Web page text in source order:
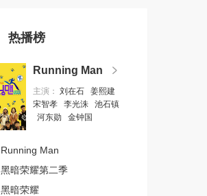
热播榜
Running Man
主演： 刘在石
姜熙建
宋智孝
李光洙
池石镇
河东勋
金钟国
Running Man
黑暗荣耀第二季
黑暗荣耀